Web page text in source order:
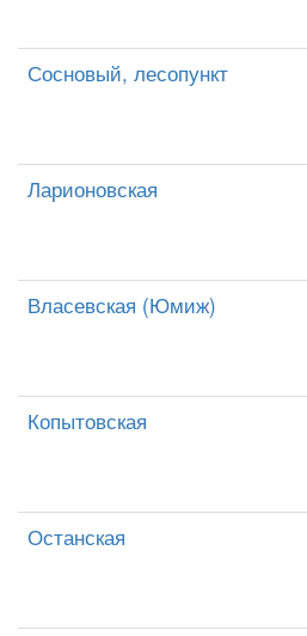
Сосновый, лесопункт
Ларионовская
Власевская (Юмиж)
Копытовская
Останская